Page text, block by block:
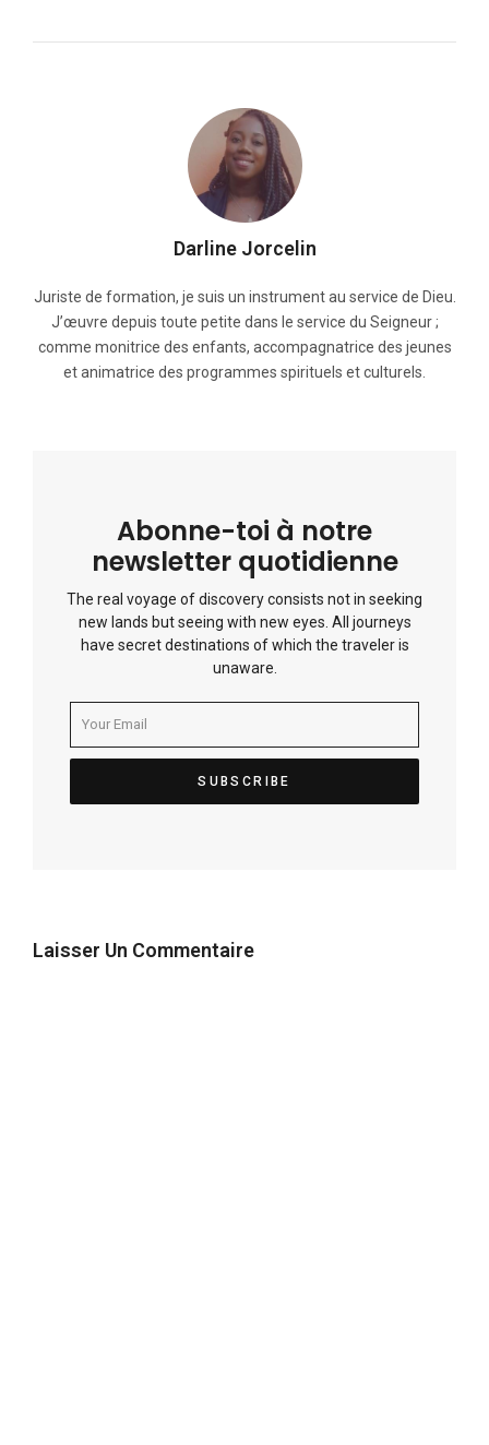
Darline Jorcelin
Juriste de formation, je suis un instrument au service de Dieu.
J’œuvre depuis toute petite dans le service du Seigneur ;
comme monitrice des enfants, accompagnatrice des jeunes
et animatrice des programmes spirituels et culturels.
Abonne-toi à notre
newsletter quotidienne
The real voyage of discovery consists not in seeking
new lands but seeing with new eyes. All journeys
have secret destinations of which the traveler is
unaware.
Laisser Un Commentaire